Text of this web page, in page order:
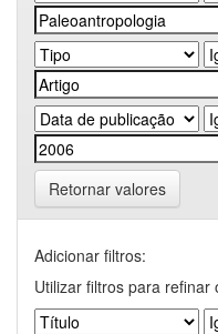
Retornar valores
Adicionar filtros:
Utilizar filtros para refinar